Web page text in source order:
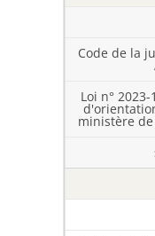
Code de la
Loi n°
ministère